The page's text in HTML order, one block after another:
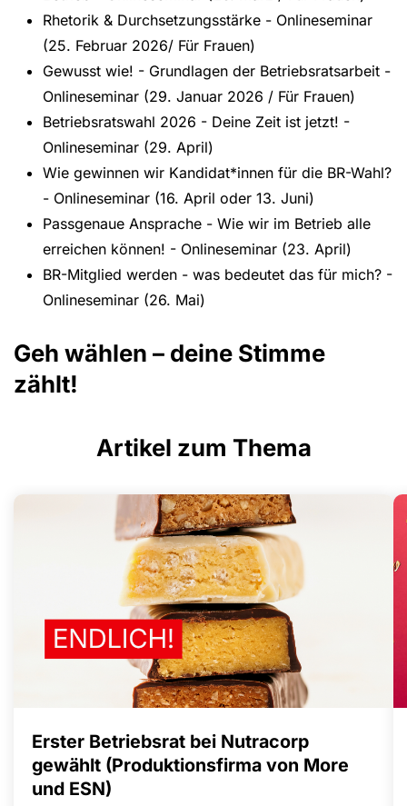
Rhetorik & Durchsetzungsstärke - Onlineseminar
(25. Februar 2026/ Für Frauen)
Gewusst wie! - Grundlagen der Betriebsratsarbeit -
Onlineseminar (29. Januar 2026 / Für Frauen)
Betriebsratswahl 2026 - Deine Zeit ist jetzt! -
Onlineseminar (29. April)
Wie gewinnen wir Kandidat*innen für die BR-Wahl?
- Onlineseminar (16. April oder 13. Juni)
Passgenaue Ansprache - Wie wir im Betrieb alle
erreichen können! - Onlineseminar (23. April)
BR-Mitglied werden - was bedeutet das für mich? -
Onlineseminar (26. Mai)
Geh wählen – deine Stimme
zählt!
Artikel zum Thema
Erster Betriebsrat bei Nutracorp
gewählt (Produktionsfirma von More
und ESN)